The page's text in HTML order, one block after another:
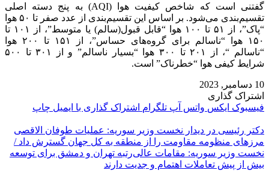
گفتنی است که شاخص کیفیت هوا (AQI) به پنج دسته اصلی
تقسیم‌بندی می‌شود. بر اساس این تقسیم‌بندی از عدد صفر تا ۵۰ هوا
“پاک”، از ۵۱ تا ۱۰۰ هوا “قابل قبول(سالم) یا متوسط”، از ۱۰۱ تا
۱۵۰ هوا “ناسالم برای گروه‌های حساس”، از ۱۵۱ تا ۲۰۰ هوا
“ناسالم “، از ۲۰۱ تا ۳۰۰ هوا “بسیار ناسالم” و از ۳۰۱ تا ۵۰۰
شرایط کیفی هوا “خطرناک” است.
10 دسامبر, 2023
اشتراک گذاری
فیسبوک ایکس واتس آپ تلگرام اشتراک گذاری با ایمیل چاپ
دکتر رئیسی در دیدار نخست وزیر سوریه: عملیات طوفان الاقصی
مرزهای منظومه مقاومت را از منطقه به کل جهان گسترش داد /
نخست وزیر سوریه: مقامات عالی‌رتبه تهران و دمشق برای توسعه
بیش از پیش تعاملات اهتمام و جدیت دارند